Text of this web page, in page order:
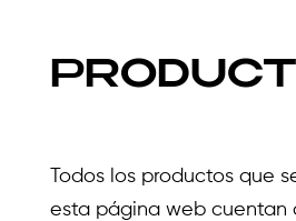
Todos los productos que
esta página web cuentan